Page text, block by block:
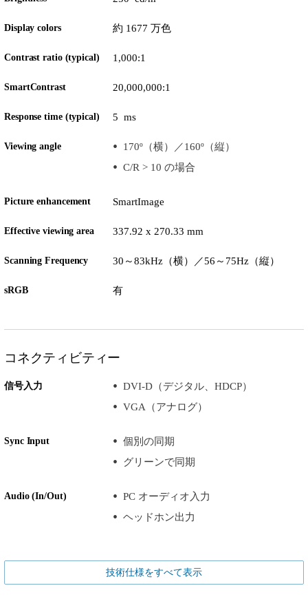
Display colors 約 1677 万色
Contrast ratio (typical) 1,000:1
SmartContrast 20,000,000:1
Response time (typical) 5 ms
Viewing angle
170º（横）／160º（縦）
C/R > 10 の場合
Picture enhancement SmartImage
Effective viewing area 337.92 x 270.33 mm
Scanning Frequency 30～83kHz（横）／56～75Hz（縦）
sRGB 有
コネクティビティー
信号入力
DVI-D（デジタル、HDCP）
VGA（アナログ）
Sync Input
個別の同期
グリーンで同期
Audio (In/Out)
PC オーディオ入力
ヘッドホン出力
技術仕様をすべて表示